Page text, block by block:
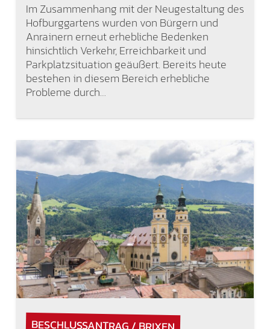
Im Zusammenhang mit der Neugestaltung des
Hofburggartens wurden von Bürgern und
Anrainern erneut erhebliche Bedenken
hinsichtlich Verkehr, Erreichbarkeit und
Parkplatzsituation geäußert. Bereits heute
bestehen in diesem Bereich erhebliche
Probleme durch…
BESCHLUSSANTRAG / BRIXEN